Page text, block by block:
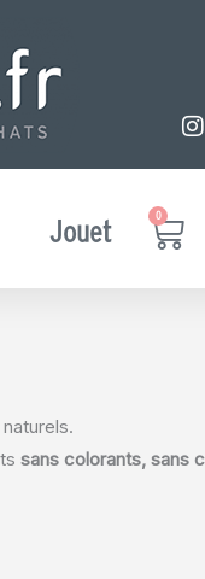
Jouet 0
sans colorants, sans